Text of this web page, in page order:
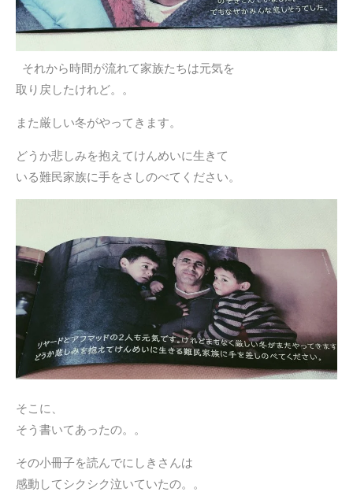
それから時間が流れて家族たちは元気を
取り戻したけれど。。
また厳しい冬がやってきます。
どうか悲しみを抱えてけんめいに生きて
いる難民家族に手をさしのべてください。
そこに、
そう書いてあったの。。
その小冊子を読んでにしきさんは
感動してシクシク泣いていたの。。